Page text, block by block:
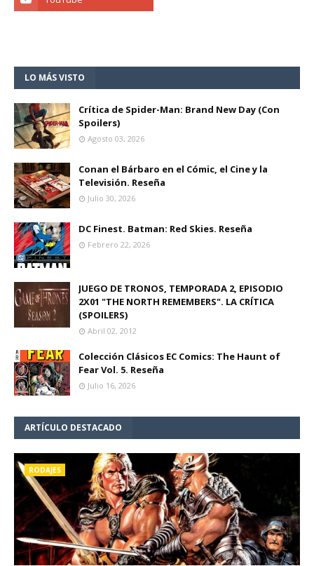
LO MÁS VISTO
Crítica de Spider-Man: Brand New Day (Con
Spoilers)
Agosto 03, 2026
Conan el Bárbaro en el Cómic, el Cine y la
Televisión. Reseña
Julio 30, 2026
DC Finest. Batman: Red Skies. Reseña
Febrero 22, 2026
JUEGO DE TRONOS, TEMPORADA 2, EPISODIO
2X01 "THE NORTH REMEMBERS". LA CRÍTICA
(SPOILERS)
Abril 02, 2012
Colección Clásicos EC Comics: The Haunt of
Fear Vol. 5. Reseña
Julio 16, 2026
ARTÍCULO DESTACADO
RODAJES